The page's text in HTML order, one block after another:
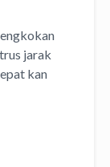
jarak
kan